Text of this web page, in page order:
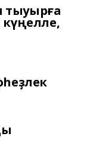
тыуырға
күңелле,